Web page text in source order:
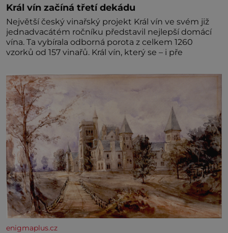
Král vín začíná třetí dekádu
Největší český vinařský projekt Král vín ve svém již
jednadvacátém ročníku představil nejlepší domácí
vína. Ta vybírala odborná porota z celkem 1260
vzorků od 157 vinařů. Král vín, který se – i pře
enigmaplus.cz